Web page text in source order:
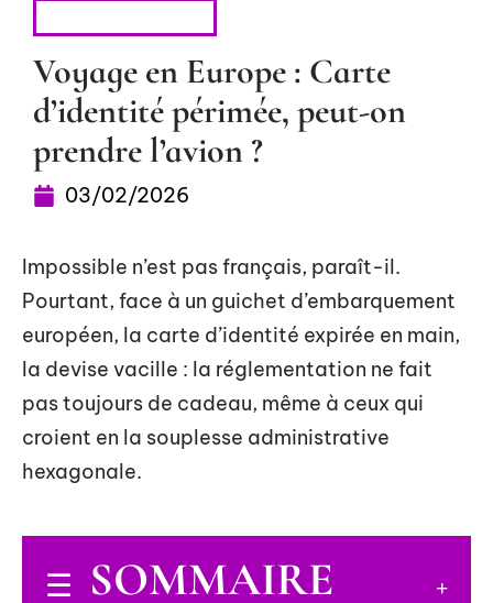
Voyage en Europe : Carte
d’identité périmée, peut-on
prendre l’avion ?
03/02/2026
Impossible n’est pas français, paraît-il.
Pourtant, face à un guichet d’embarquement
européen, la carte d’identité expirée en main,
la devise vacille : la réglementation ne fait
pas toujours de cadeau, même à ceux qui
croient en la souplesse administrative
hexagonale.
SOMMAIRE